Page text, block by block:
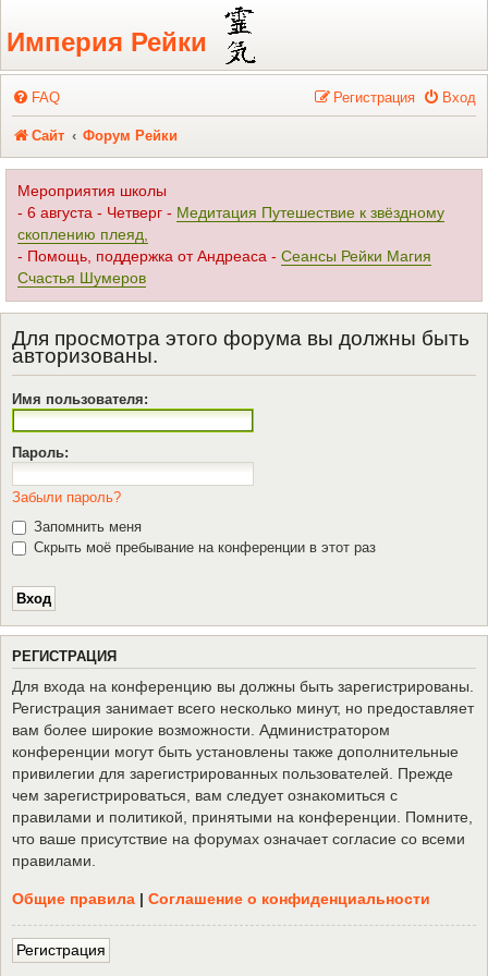
Регистрация
Империя Рейки
FAQ Вход
Регистрация
Сайт Форум Рейки
Мероприятия школы
- 6 августа - Четверг - Медитация Путешествие к звёздному
скоплению плеяд,
- Помощь, поддержка от Андреаса - Сеансы Рейки Магия
Счастья Шумеров
Для просмотра этого форума вы должны быть
авторизованы.
Имя пользователя:
Пароль:
Забыли пароль?
Запомнить меня
Скрыть моё пребывание на конференции в этот раз
РЕГИСТРАЦИЯ
Для входа на конференцию вы должны быть зарегистрированы.
Регистрация занимает всего несколько минут, но предоставляет
вам более широкие возможности. Администратором
конференции могут быть установлены также дополнительные
привилегии для зарегистрированных пользователей. Прежде
чем зарегистрироваться, вам следует ознакомиться с
правилами и политикой, принятыми на конференции. Помните,
что ваше присутствие на форумах означает согласие со всеми
правилами.
Общие правила | Соглашение о конфиденциальности
Регистрация